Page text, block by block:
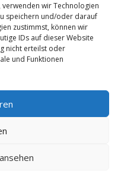
wir Technologien
speichern und/oder darauf
zustimmst, können wir
IDs auf dieser Website
nicht erteilst oder
und Funktionen